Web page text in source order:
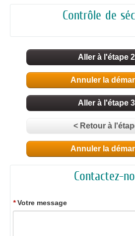
Contrôle de
Aller à l'étape
Annuler la
Aller à l'étape
< Retour à
Annuler la
Contactez-
*Votre message